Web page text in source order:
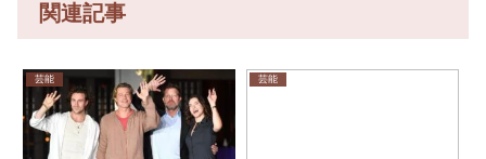
関連記事
芸能 芸能